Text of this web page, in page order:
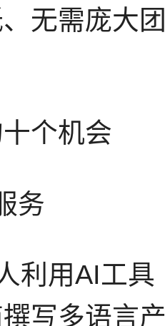
无需庞大
个机会
务
利用AI工
写多语言